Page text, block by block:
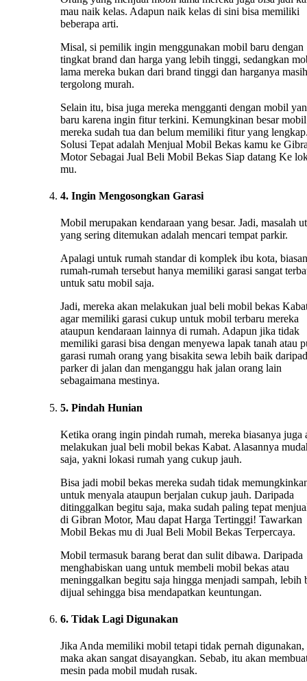
mau naik kelas. Adapun naik kelas di sini bisa memiliki
beberapa arti.
Misal, si pemilik ingin menggunakan mobil baru dengan
tingkat brand dan harga yang lebih tinggi, sedangkan
lama mereka bukan dari brand tinggi dan harganya masih
tergolong murah.
Selain itu, bisa juga mereka mengganti dengan mobil
baru karena ingin fitur terkini. Kemungkinan besar mobil
mereka sudah tua dan belum memiliki fitur yang
Solusi Tepat adalah Menjual Mobil Bekas kamu ke
Motor Sebagai Jual Beli Mobil Bekas Siap datang Ke
mu.
4. Ingin Mengosongkan Garasi
Mobil merupakan kendaraan yang besar. Jadi, masalah
yang sering ditemukan adalah mencari tempat parkir.
Apalagi untuk rumah standar di komplek ibu kota,
rumah-rumah tersebut hanya memiliki garasi sangat
untuk satu mobil saja.
Jadi, mereka akan melakukan jual beli mobil bekas
agar memiliki garasi cukup untuk mobil terbaru mereka
ataupun kendaraan lainnya di rumah. Adapun jika tidak
memiliki garasi bisa dengan menyewa lapak tanah atau
garasi rumah orang yang bisakita sewa lebih baik
parker di jalan dan menganggu hak jalan orang lain
sebagaimana mestinya.
5. Pindah Hunian
Ketika orang ingin pindah rumah, mereka biasanya juga
melakukan jual beli mobil bekas Kabat. Alasannya
saja, yakni lokasi rumah yang cukup jauh.
Bisa jadi mobil bekas mereka sudah tidak
untuk menyala ataupun berjalan cukup jauh. Daripada
ditinggalkan begitu saja, maka sudah paling tepat
di Gibran Motor, Mau dapat Harga Tertinggi! Tawarkan
Mobil Bekas mu di Jual Beli Mobil Bekas Terpercaya.
Mobil termasuk barang berat dan sulit dibawa. Daripada
menghabiskan uang untuk membeli mobil bekas atau
meninggalkan begitu saja hingga menjadi sampah, lebih
dijual sehingga bisa mendapatkan keuntungan.
6. Tidak Lagi Digunakan
Jika Anda memiliki mobil tetapi tidak pernah digunakan,
maka akan sangat disayangkan. Sebab, itu akan
mesin pada mobil mudah rusak.